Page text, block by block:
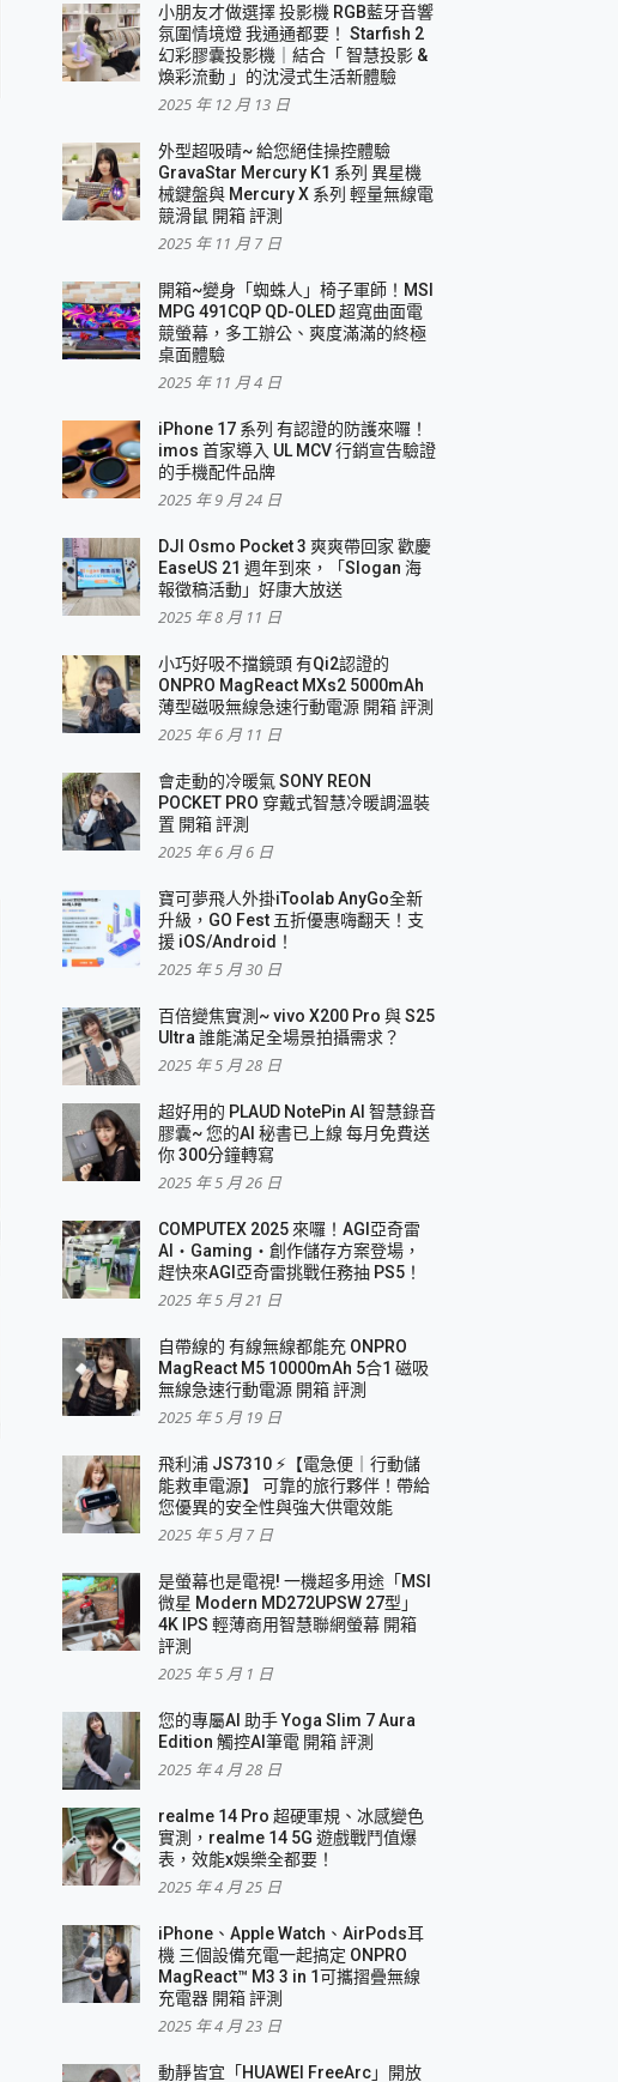
小朋友才做選擇 投影機 RGB藍牙音響
氛圍情境燈 我通通都要！ Starfish 2
幻彩膠囊投影機｜結合「 智慧投影 &
煥彩流動 」的沈浸式生活新體驗
2025 年 12 月 13 日
外型超吸晴~ 給您絕佳操控體驗
GravaStar Mercury K1 系列 異星機
械鍵盤與 Mercury X 系列 輕量無線電
競滑鼠 開箱 評測
2025 年 11 月 7 日
開箱~變身「蜘蛛人」椅子軍師！MSI
MPG 491CQP QD-OLED 超寬曲面電
競螢幕，多工辦公、爽度滿滿的終極
桌面體驗
2025 年 11 月 4 日
iPhone 17 系列 有認證的防護來囉！
imos 首家導入 UL MCV 行銷宣告驗證
的手機配件品牌
2025 年 9 月 24 日
DJI Osmo Pocket 3 爽爽帶回家 歡慶
EaseUS 21 週年到來，「Slogan 海
報徵稿活動」好康大放送
2025 年 8 月 11 日
小巧好吸不擋鏡頭 有Qi2認證的
ONPRO MagReact MXs2 5000mAh
薄型磁吸無線急速行動電源 開箱 評測
2025 年 6 月 11 日
會走動的冷暖氣 SONY REON
POCKET PRO 穿戴式智慧冷暖調溫裝
置 開箱 評測
2025 年 6 月 6 日
寶可夢飛人外掛iToolab AnyGo全新
升級，GO Fest 五折優惠嗨翻天！支
援 iOS/Android！
2025 年 5 月 30 日
百倍變焦實測~ vivo X200 Pro 與 S25
Ultra 誰能滿足全場景拍攝需求？
2025 年 5 月 28 日
超好用的 PLAUD NotePin AI 智慧錄音
膠囊~ 您的AI 秘書已上線 每月免費送
你 300分鐘轉寫
2025 年 5 月 26 日
COMPUTEX 2025 來囉！AGI亞奇雷
AI・Gaming・創作儲存方案登場，
趕快來AGI亞奇雷挑戰任務抽 PS5！
2025 年 5 月 21 日
自帶線的 有線無線都能充 ONPRO
MagReact M5 10000mAh 5合1 磁吸
無線急速行動電源 開箱 評測
2025 年 5 月 19 日
飛利浦 JS7310 ⚡【電急便｜行動儲
能救車電源】 可靠的旅行夥伴！帶給
您優異的安全性與強大供電效能
2025 年 5 月 7 日
是螢幕也是電視! 一機超多用途「MSI
微星 Modern MD272UPSW 27型」
4K IPS 輕薄商用智慧聯網螢幕 開箱
評測
2025 年 5 月 1 日
您的專屬AI 助手 Yoga Slim 7 Aura
Edition 觸控AI筆電 開箱 評測
2025 年 4 月 28 日
realme 14 Pro 超硬軍規、冰感變色
實測，realme 14 5G 遊戲戰鬥值爆
表，效能x娛樂全都要！
2025 年 4 月 25 日
iPhone、Apple Watch、AirPods耳
機 三個設備充電一起搞定 ONPRO
MagReact™ M3 3 in 1可攜摺疊無線
充電器 開箱 評測
2025 年 4 月 23 日
動靜皆宜「HUAWEI FreeArc」開放